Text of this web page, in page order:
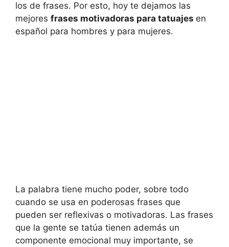
los de frases. Por esto, hoy te dejamos las
mejores frases motivadoras para tatuajes en
español para hombres y para mujeres.
La palabra tiene mucho poder, sobre todo
cuando se usa en poderosas frases que
pueden ser reflexivas o motivadoras. Las frases
que la gente se tatúa tienen además un
componente emocional muy importante, se